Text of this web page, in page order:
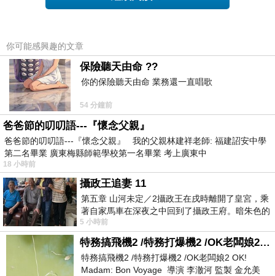
如果有興趣到這附近玩的，不妨可以看看喔！
PS.若您家裡有0~4歲的小朋友，
我進入索取免費《迪士尼美語世界試用包》
以下是 世界貿易中心俱樂部住宅飯店 - 紐約 的介
紹 如果也跟我一樣喜歡不妨看看喔!
↓↓↓限量特優價格按鈕↓↓↓
你可能感興趣的文章
保險聽天由命 ??
你的保險聽天由命 業務還一直唱歌
54 分鐘前
爸爸節的叨叨語---『懷念父親』
爸爸節的叨叨語---『懷念父親』 我的父親林建祥老師: 福建詔安中學
第二名畢業 廣東梅縣師範學校第一名畢業 考上廣東中
18 小時前
攝政王追妻 11
第五章 山河未定／2攝政王在戌時離開了皇宮，乘
著自家馬車在深夜之中回到了攝政王府。暗朱色的
大門上方掛了兩只燃著燭火的燈籠，正
5 小時前
特務搞飛機2 /特務打爆機2 /OK老闆娘2 OK! Madam: Bon Voyage
特務搞飛機2 /特務打爆機2 /OK老闆娘2 OK!
Madam: Bon Voyage 導演 李澈河 監製 金允美